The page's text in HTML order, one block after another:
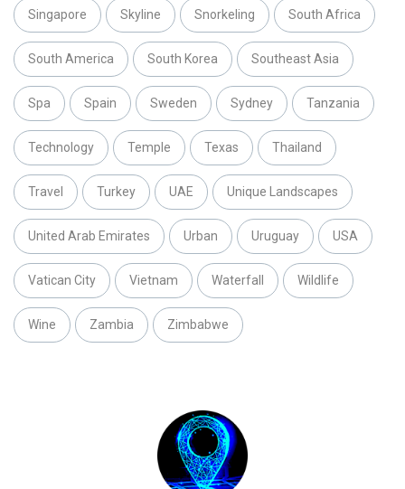
Singapore Skyline Snorkeling South Africa
South America South Korea Southeast Asia
Spa Spain Sweden Sydney Tanzania
Technology Temple Texas Thailand
Travel Turkey UAE Unique Landscapes
United Arab Emirates Urban Uruguay USA
Vatican City Vietnam Waterfall Wildlife
Wine Zambia Zimbabwe